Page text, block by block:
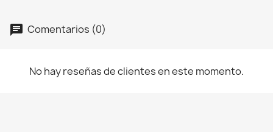
Comentarios (0)
No hay reseñas de clientes en este momento.